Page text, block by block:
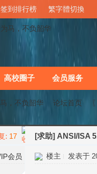
签到排行榜 繁字體切換
高校圈子 会员服务
，不负韶华 论坛首页
: 17 [求助] ANSI/ISA
楼主 发表于